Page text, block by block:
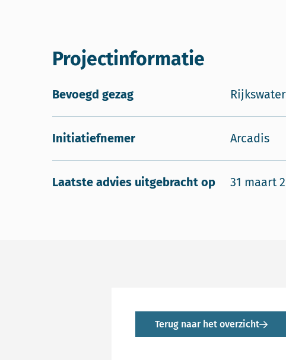
Projectinformatie
Bevoegd gezag
Initiatiefnemer Arcadis
Laatste advies uitgebracht op 31 maart
Terug naar het overzicht